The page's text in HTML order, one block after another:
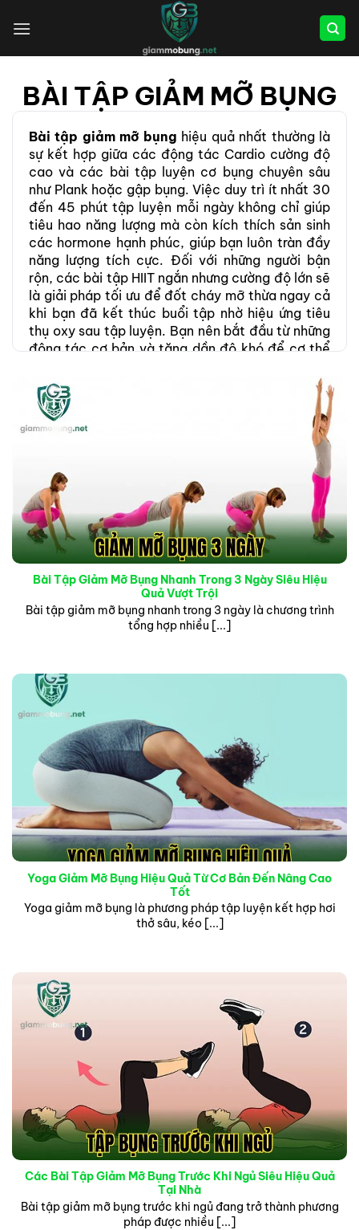
qua
BÀI TẬP GIẢM MỠ BỤNG
Bài tập giảm mỡ bụng hiệu quả nhất thường là
sự kết hợp giữa các động tác Cardio cường độ
cao và các bài tập luyện cơ bụng chuyên sâu
như Plank hoặc gập bụng. Việc duy trì ít nhất 30
đến 45 phút tập luyện mỗi ngày không chỉ giúp
tiêu hao năng lượng mà còn kích thích sản sinh
các hormone hạnh phúc, giúp bạn luôn tràn đầy
năng lượng tích cực. Đối với những người bận
rộn, các bài tập HIIT ngắn nhưng cường độ lớn sẽ
là giải pháp tối ưu để đốt cháy mỡ thừa ngay cả
khi bạn đã kết thúc buổi tập nhờ hiệu ứng tiêu
thụ oxy sau tập luyện. Bạn nên bắt đầu từ những
động tác cơ bản và tăng dần độ khó để cơ thể
những chấn thương không đáng có trong quá
trình rèn luyện. Một lịch trình tập luyện đều đặn
phối hợp cùng các bài tập toàn thân sẽ mang lại
kết quả rõ rệt nhất cho vòng 2 của bạn.
Bài Tập Giảm Mỡ Bụng Nhanh Trong 3 Ngày Siêu Hiệu
Quả Vượt Trội
Bài tập giảm mỡ bụng nhanh trong 3 ngày là chương trình
tổng hợp nhiều [...]
Yoga Giảm Mỡ Bụng Hiệu Quả Từ Cơ Bản Đến Nâng Cao
Tốt
Yoga giảm mỡ bụng là phương pháp tập luyện kết hợp hơi
thở sâu, kéo [...]
Các Bài Tập Giảm Mỡ Bụng Trước Khi Ngủ Siêu Hiệu Quả
Tại Nhà
Bài tập giảm mỡ bụng trước khi ngủ đang trở thành phương
pháp được nhiều [...]